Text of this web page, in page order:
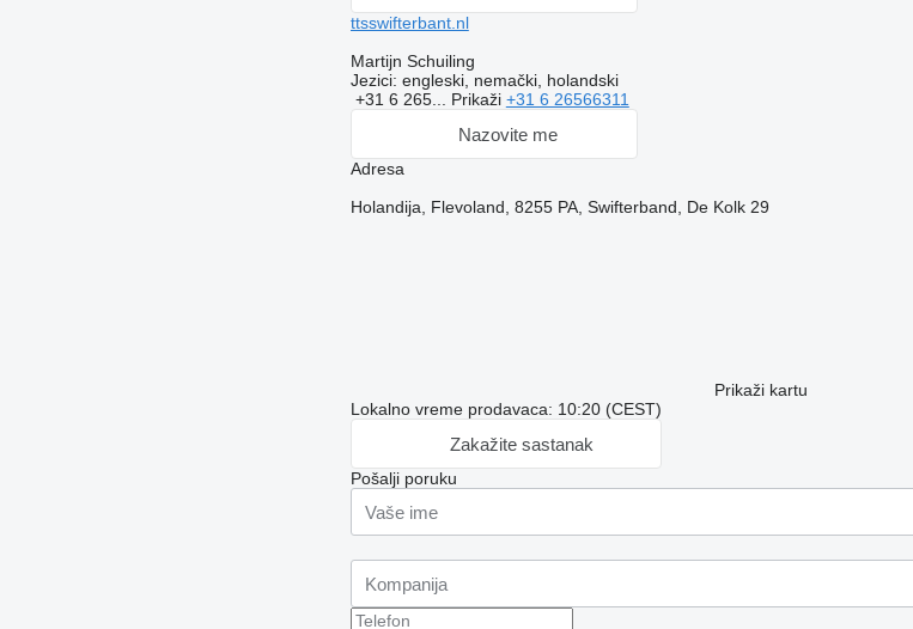
ttsswifterbant.nl
Martijn Schuiling
Jezici: engleski, nemački, holandski
+31 6 265... Prikaži +31 6 26566311
Nazovite me
Adresa
Holandija, Flevoland, 8255 PA, Swifterband, De Kolk 29
Prikaži kartu
Lokalno vreme prodavaca: 10:20 (CEST)
Zakažite sastanak
Pošalji poruku